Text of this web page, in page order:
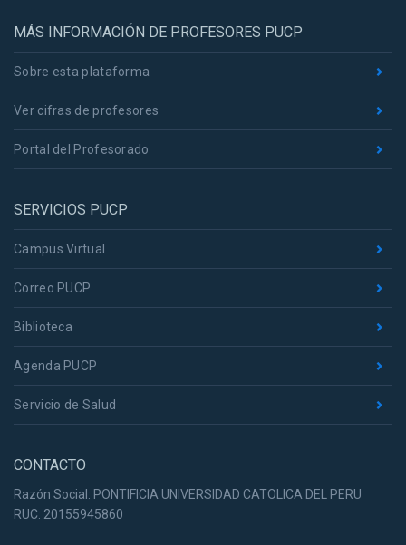
MÁS INFORMACIÓN DE PROFESORES PUCP
Sobre esta plataforma
Ver cifras de profesores
Portal del Profesorado
SERVICIOS PUCP
Campus Virtual
Correo PUCP
Biblioteca
Agenda PUCP
Servicio de Salud
CONTACTO
Razón Social: PONTIFICIA UNIVERSIDAD CATOLICA DEL PERU
RUC: 20155945860